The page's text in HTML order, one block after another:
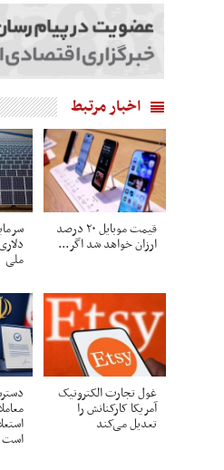
اخبار مرتبط
قیمت موبایل ۲۰ درصد
ارزان خواهد شد اگر...
ملی
غول تجارت الکترونیک
آمریکا کارکنانش را
تعدیل می‌کند
است